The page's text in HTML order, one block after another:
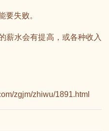
失败。
水会有提高，或各种收入
zgjm/zhiwu/1891.html